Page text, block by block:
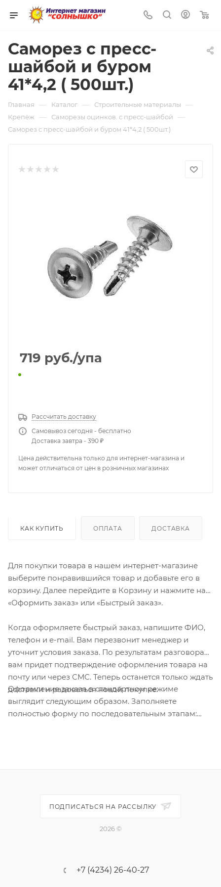
Саморез с пресс-
шайбой и буром
41*4,2 ( 500шт.)
Главная — Каталог — Строительные материалы —
Крепёж — Саморезы оцинков. с пресс-шайбой —
Саморез с пресс-шайбой и буром 41*4,2 ( 500шт.)
719 руб./упа
Рассчитать доставку
Самовывоз сегодня - бесплатно
Доставка завтра - 390 ₽
Цена действительна только для интернет-магазина и
может отличаться от цен в розничных магазинах
КАК КУПИТЬ ОПЛАТА ДОСТАВКА
Для покупки товара в нашем интернет-магазине
выберите понравившийся товар и добавьте его в
корзину. Далее перейдите в Корзину и нажмите на
«Оформить заказ» или «Быстрый заказ».
Когда оформляете быстрый заказ, напишите ФИО,
телефон и e-mail. Вам перезвонит менеджер и
уточнит условия заказа. По результатам разговора
вам придет подтверждение оформления товара на
почту или через СМС. Теперь останется только ждать
доставки и радоваться новой покупке.
Оформление заказа в стандартном режиме
выглядит следующим образом. Заполняете
полностью форму по последовательным этапам:
ПОДПИСАТЬСЯ НА РАССЫЛКУ
2026 ©
+7 (4234) 26-40-27